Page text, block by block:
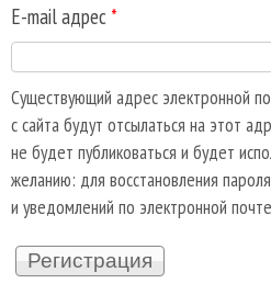
E-mail адрес *
Существующий адрес электронной
с сайта будут отсылаться на этот
не будет публиковаться и будет
желанию: для восстановления
и уведомлений по электронной